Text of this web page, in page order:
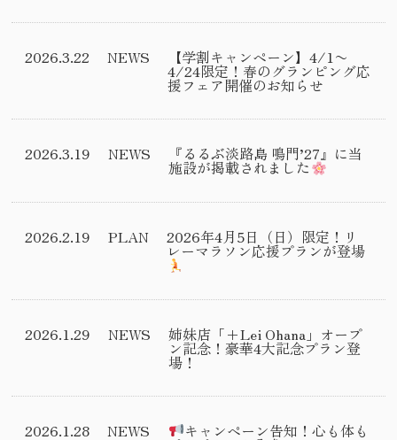
2026.3.22 NEWS 【学割キャンペーン】4/1〜
4/24限定！春のグランピング応
援フェア開催のお知らせ
2026.3.19 NEWS 『るるぶ淡路島 鳴門’27』に当
施設が掲載されました
2026.2.19 PLAN 2026年4月5日（日）限定！リ
レーマラソン応援プランが登場
2026.1.29 NEWS 姉妹店「+Lei Ohana」オープ
ン記念！豪華4大記念プラン登
場！
2026.1.28 NEWS キャンペーン告知！心も体も